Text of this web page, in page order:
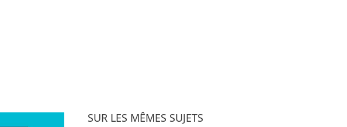
SUR LES MÊMES SUJETS